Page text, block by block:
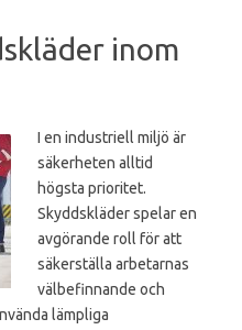
inom
I en industriell miljö är
säkerheten alltid
högsta prioritet.
Skyddskläder spelar en
avgörande roll för att
säkerställa arbetarnas
välbefinnande och
lämpliga